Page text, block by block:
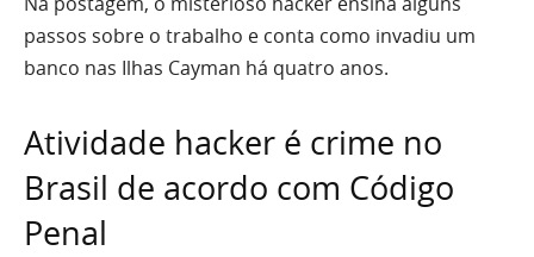
passos sobre o trabalho e conta como invadiu um
banco nas Ilhas Cayman há quatro anos.
Atividade hacker é crime no
Brasil de acordo com Código
Penal